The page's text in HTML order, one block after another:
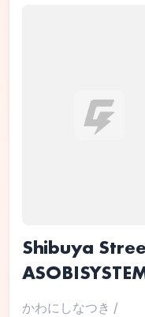
Shibuya
かわにしなつき /